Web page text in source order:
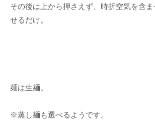
その後は上から押さえず、時折空気を含
せるだけ。
麺は生麺。
※蒸し麺も選べるようです。